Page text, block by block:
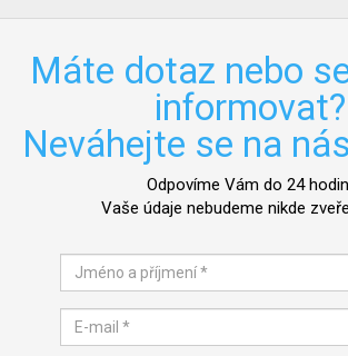
Máte dotaz nebo
informovat?
Neváhejte se na
Odpovíme Vám do 24
Vaše údaje nebudeme nikde